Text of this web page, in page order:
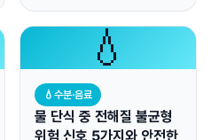
💧
💧 수분·음료
물 단식 중 전해질 불균형
위험 신호 5가지와 안전한